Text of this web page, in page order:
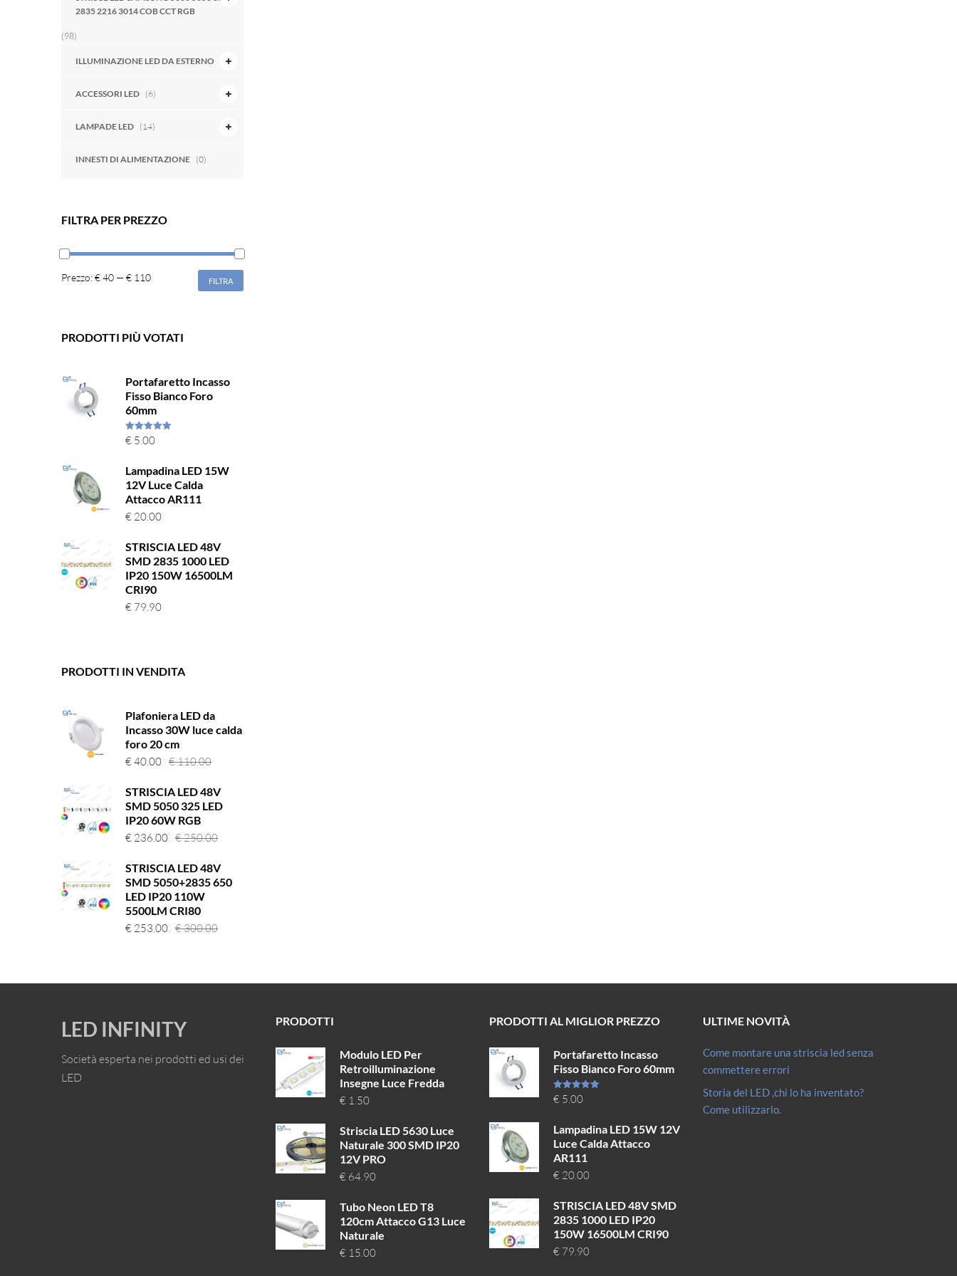
2835 2216 3014 COB CCT RGB
(98)
ILLUMINAZIONE LED DA ESTERNO (7)
ACCESSORI LED (6)
LAMPADE LED (14)
INNESTI DI ALIMENTAZIONE (0)
FILTRA PER PREZZO
FILTRA
Prezzo:€ 40 —€ 110
PRODOTTI PIÙ VOTATI
Portafaretto Incasso
Fisso Bianco Foro
60mm
Valutato
5.00su 5
€ 5.00
Lampadina LED 15W
12V Luce Calda
Attacco AR111
€ 20.00
STRISCIA LED 48V
SMD 2835 1000 LED
IP20 150W 16500LM
CRI90
€ 79.90
PRODOTTI IN VENDITA
Plafoniera LED da
Incasso 30W luce calda
foro 20 cm
€110.00Il
originale
era:
€40.00
Il
attuale
è:
STRISCIA LED 48V
SMD 5050 325 LED
IP20 60W RGB
€250.00Il
originale
era:
€ 236.00
Il
attuale
è:
STRISCIA LED 48V
SMD 5050+2835 650
LED IP20 110W
5500LM CRI80
€300.00Il
€ 253.00
Il
LED INFINITY
Società esperta nei prodotti ed usi dei
LED
PRODOTTI
Modulo LED Per
Retroilluminazione
Insegne Luce Fredda
€1.50
Striscia LED 5630 Luce
Naturale 300 SMD IP20
12V PRO
€64.90
Tubo Neon LED T8
120cm Attacco G13 Luce
Naturale
€15.00
PRODOTTI AL MIGLIOR PREZZO
Portafaretto Incasso
Fisso Bianco Foro 60mm
Valutato
5.00su 5
€5.00
Lampadina LED 15W 12V
Luce Calda Attacco
AR111
€20.00
STRISCIA LED 48V SMD
2835 1000 LED IP20
150W 16500LM CRI90
€79.90
ULTIME NOVITÀ
Come montare una striscia led senza
commettere errori
Storia del LED ,chi lo ha inventato?
Come utilizzarlo.